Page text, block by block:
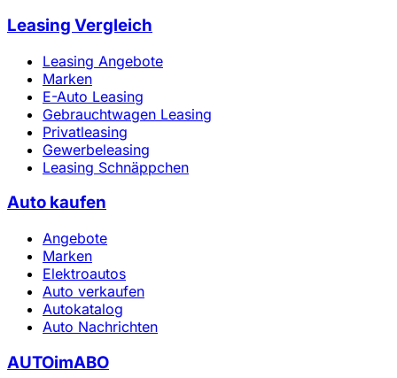
Leasing Vergleich
Leasing Angebote
Marken
E-Auto Leasing
Gebrauchtwagen Leasing
Privatleasing
Gewerbeleasing
Leasing Schnäppchen
Auto kaufen
Angebote
Marken
Elektroautos
Auto verkaufen
Autokatalog
Auto Nachrichten
AUTOimABO